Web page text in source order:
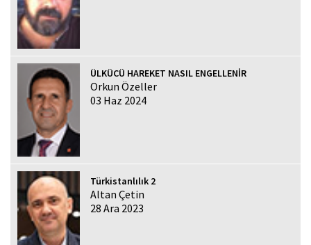
ÜLKÜCÜ HAREKET NASIL ENGELLENİR
Orkun Özeller
03 Haz 2024
Türkistanlılık 2
Altan Çetin
28 Ara 2023